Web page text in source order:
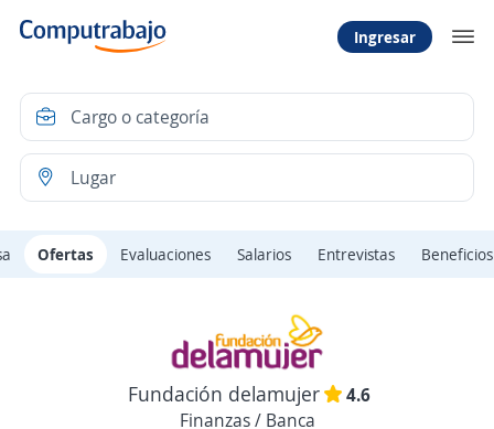
Ingresar
Ofertas Evaluaciones Salarios Entrevistas Beneficios
Fundación delamujer
4.6
Finanzas / Banca